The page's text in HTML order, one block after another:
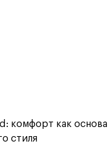
комфорт как основа
стиля